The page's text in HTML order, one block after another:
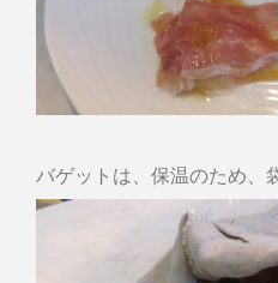
バゲットは、保温のため、